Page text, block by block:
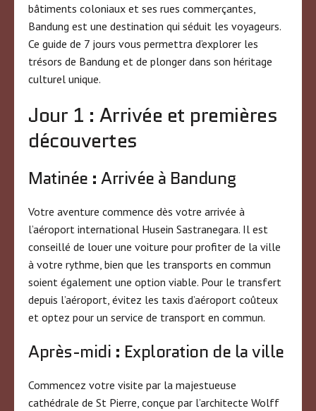
bâtiments coloniaux et ses rues commerçantes,
Bandung est une destination qui séduit les voyageurs.
Ce guide de 7 jours vous permettra d’explorer les
trésors de Bandung et de plonger dans son héritage
culturel unique.
Jour 1 : Arrivée et premières
découvertes
Matinée : Arrivée à Bandung
Votre aventure commence dès votre arrivée à
l’aéroport international Husein Sastranegara. Il est
conseillé de louer une voiture pour profiter de la ville
à votre rythme, bien que les transports en commun
soient également une option viable. Pour le transfert
depuis l’aéroport, évitez les taxis d’aéroport coûteux
et optez pour un service de transport en commun.
Après-midi : Exploration de la ville
Commencez votre visite par la majestueuse
cathédrale de St Pierre, conçue par l’architecte Wolff